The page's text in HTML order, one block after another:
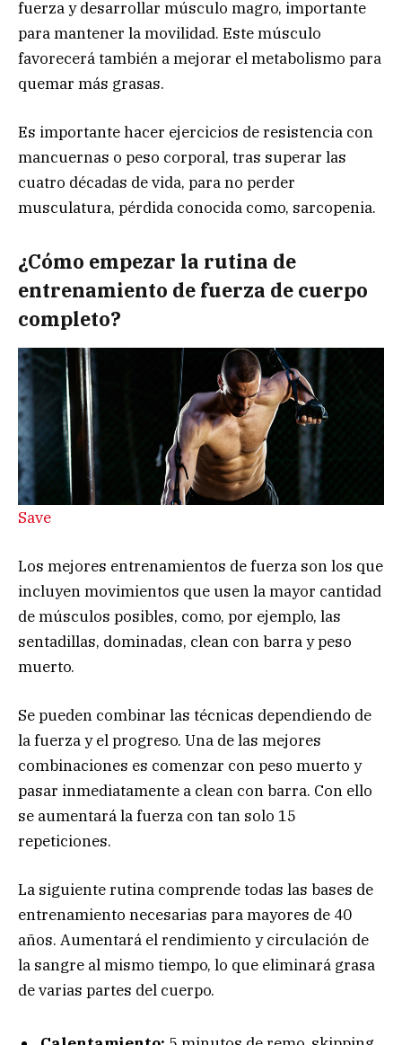
fuerza y desarrollar músculo magro, importante
para mantener la movilidad. Este músculo
favorecerá también a mejorar el metabolismo para
quemar más grasas.
Es importante hacer ejercicios de resistencia con
mancuernas o peso corporal, tras superar las
cuatro décadas de vida, para no perder
musculatura, pérdida conocida como, sarcopenia.
¿Cómo empezar la rutina de
entrenamiento de fuerza de cuerpo
completo?
Save
Los mejores entrenamientos de fuerza son los que
incluyen movimientos que usen la mayor cantidad
de músculos posibles, como, por ejemplo, las
sentadillas, dominadas, clean con barra y peso
muerto.
Se pueden combinar las técnicas dependiendo de
la fuerza y el progreso. Una de las mejores
combinaciones es comenzar con peso muerto y
pasar inmediatamente a clean con barra. Con ello
se aumentará la fuerza con tan solo 15
repeticiones.
La siguiente rutina comprende todas las bases de
entrenamiento necesarias para mayores de 40
años. Aumentará el rendimiento y circulación de
la sangre al mismo tiempo, lo que eliminará grasa
de varias partes del cuerpo.